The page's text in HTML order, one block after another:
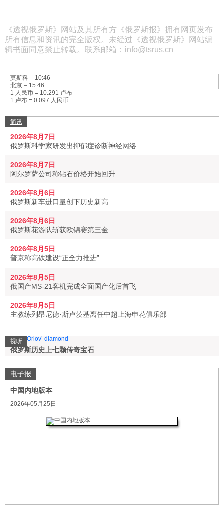
《透视俄罗斯》网站及其所有方《俄罗斯报》拥有网页发布
所有信息和资讯的完全版权。未经过《透视俄罗斯》网站编
辑书面同意禁止转载。联系邮箱：info@tsrus.cn
莫斯科 – 10:46
北京 – 15:46
1 人民币 = 10.291 卢布
1 卢布 = 0.097 人民币
简讯
2026年8月7日
俄罗斯科学家研发出抑郁症诊断神经网络
2026年8月7日
阿尔罗萨公司称钻石价格开始回升
2026年8月6日
俄罗斯新车进口量创下历史新高
2026年8月6日
俄罗斯花游队斩获欧锦赛第三金
2026年8月5日
普京称高铁建设“正全力推进”
2026年8月5日
俄国产MS-21客机完成全面国产化后首飞
2026年8月5日
主教练列昂尼德·斯卢茨基离任中超上海申花俱乐部
视听
俄罗斯历史上七颗传奇宝石
电子报
中国内地版本
2026年05月25日